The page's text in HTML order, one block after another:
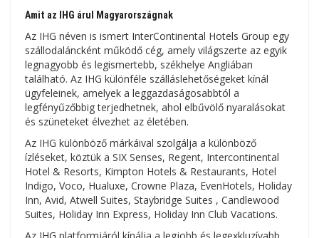
Amit az IHG árul Magyarországnak
Az IHG néven is ismert InterContinental Hotels Group egy
szállodaláncként működő cég, amely világszerte az egyik
legnagyobb és legismertebb, székhelye Angliában
található. Az IHG különféle szálláslehetőségeket kínál
ügyfeleinek, amelyek a leggazdaságosabbtól a
legfényűzőbbig terjedhetnek, ahol elbűvölő nyaralásokat
és szüneteket élvezhet az életében.
Az IHG különböző márkáival szolgálja a különböző
ízléseket, köztük a SIX Senses, Regent, Intercontinental
Hotel & Resorts, Kimpton Hotels & Restaurants, Hotel
Indigo, Voco, Hualuxe, Crowne Plaza, EvenHotels, Holiday
Inn, Avid, Atwell Suites, Staybridge Suites , Candlewood
Suites, Holiday Inn Express, Holiday Inn Club Vacations.